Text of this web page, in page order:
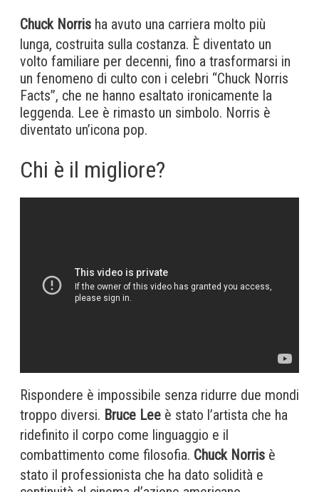
Chuck Norris ha avuto una carriera molto più
lunga, costruita sulla costanza. È diventato un
volto familiare per decenni, fino a trasformarsi in
un fenomeno di culto con i celebri “Chuck Norris
Facts”, che ne hanno esaltato ironicamente la
leggenda. Lee è rimasto un simbolo. Norris è
diventato un’icona pop.
Chi è il migliore?
Rispondere è impossibile senza ridurre due mondi
troppo diversi. Bruce Lee è stato l’artista che ha
ridefinito il corpo come linguaggio e il
combattimento come filosofia. Chuck Norris è
stato il professionista che ha dato solidità e